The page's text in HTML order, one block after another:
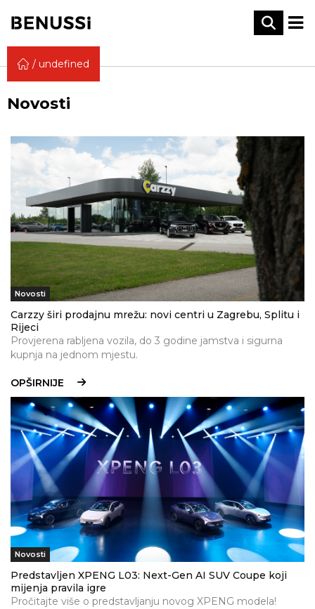
undefined
Novosti
Novosti
Carzzy širi prodajnu mrežu: novi centri u Zagrebu, Splitu i
Rijeci
Provjerena rabljena vozila, do 3 godine jamstva i sigurna
kupnja na jednom mjestu.
OPŠIRNIJE
Novosti
Predstavljen XPENG L03: Next-Gen AI SUV Coupe koji
mijenja pravila igre
Pročitajte više o predstavljanju novog XPENG modela!